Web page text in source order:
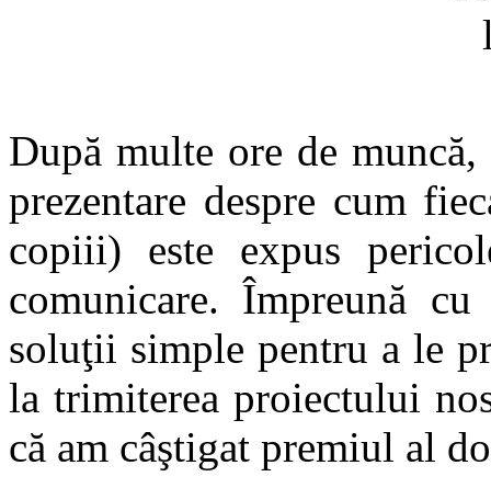
După multe ore de
prezentare despre cum
copiii) este expus
comunicare. Împreună
soluţii simple pentru a le
la trimiterea proiectului
că am câştigat premiul al